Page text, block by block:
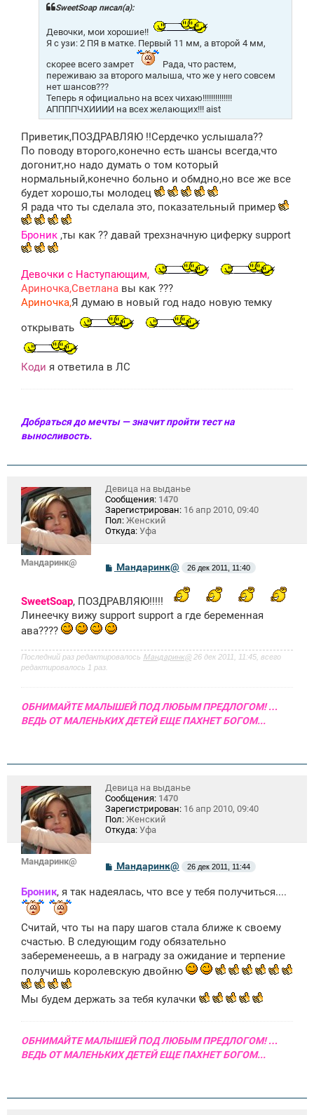
SweetSoap писал(а):
Девочки, мои хорошие!!
Я с узи: 2 ПЯ в матке. Первый 11 мм, а второй 4 мм,
скорее всего замрет
Рада, что растем,
переживаю за второго малыша, что же у него совсем
нет шансов???
Теперь я официально на всех чихаю!!!!!!!!!!!!!!
АППППЧХИИИИ на всех желающих!!! aist
Приветик,ПОЗДРАВЛЯЮ !!Сердечко услышала??
По поводу второго,конечно есть шансы всегда,что
догонит,но надо думать о том который
нормальный,конечно больно и обмдно,но все же все
будет хорошо,ты молодец
Я рада что ты сделала это, показательный пример
Броник ,ты как ?? давай трехзначную циферку support
Девочки с Наступающим,
Ариночка,Светлана вы как ???
Ариночка,Я думаю в новый год надо новую темку
открывать
Коди я ответила в ЛС
Добраться до мечты — значит пройти тест на
выносливость.
Мандаринк@
Девица на выданье
Сообщения: 1470
Зарегистрирован: 16 апр 2010, 09:40
Пол: Женский
Откуда: Уфа
С
б
щ
е
н
и
Мандаринк@ 26 дек 2011, 11:40
SweetSoap, ПОЗДРАВЛЯЮ!!!!!
Линеечку вижу support support а где беременная
ава????
Последний раз редактировалось Мандаринк@ 26 дек 2011, 11:45, всего
редактировалось 1 раз.
ОБНИМАЙТЕ МАЛЫШЕЙ ПОД ЛЮБЫМ ПРЕДЛОГОМ! …
ВЕДЬ ОТ МАЛЕНЬКИХ ДЕТЕЙ ЕЩЕ ПАХНЕТ БОГОМ...
Мандаринк@
Девица на выданье
Сообщения: 1470
Зарегистрирован: 16 апр 2010, 09:40
Пол: Женский
Откуда: Уфа
С
о
б
н
и
е
Мандаринк@ 26 дек 2011, 11:44
Броник, я так надеялась, что все у тебя получиться....
Считай, что ты на пару шагов стала ближе к своему
счастью. В следующим году обязательно
забеременеешь, а в награду за ожидание и терпение
получишь королевскую двойню
Мы будем держать за тебя кулачки
ОБНИМАЙТЕ МАЛЫШЕЙ ПОД ЛЮБЫМ ПРЕДЛОГОМ! …
ВЕДЬ ОТ МАЛЕНЬКИХ ДЕТЕЙ ЕЩЕ ПАХНЕТ БОГОМ...